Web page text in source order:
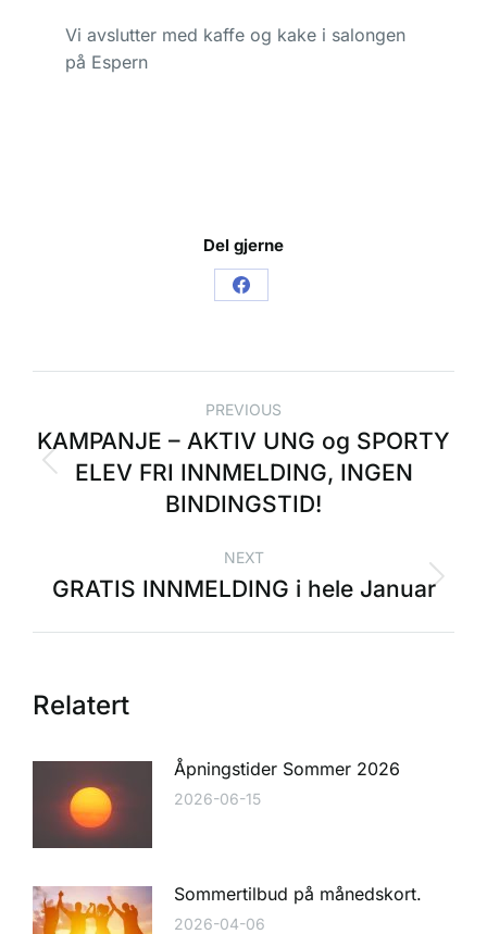
Vi avslutter med kaffe og kake i salongen
på Espern
Del gjerne
PREVIOUS
KAMPANJE – AKTIV UNG og SPORTY
ELEV FRI INNMELDING, INGEN
BINDINGSTID!
NEXT
GRATIS INNMELDING i hele Januar
Relatert
Åpningstider Sommer 2026
2026-06-15
Sommertilbud på månedskort.
2026-04-06